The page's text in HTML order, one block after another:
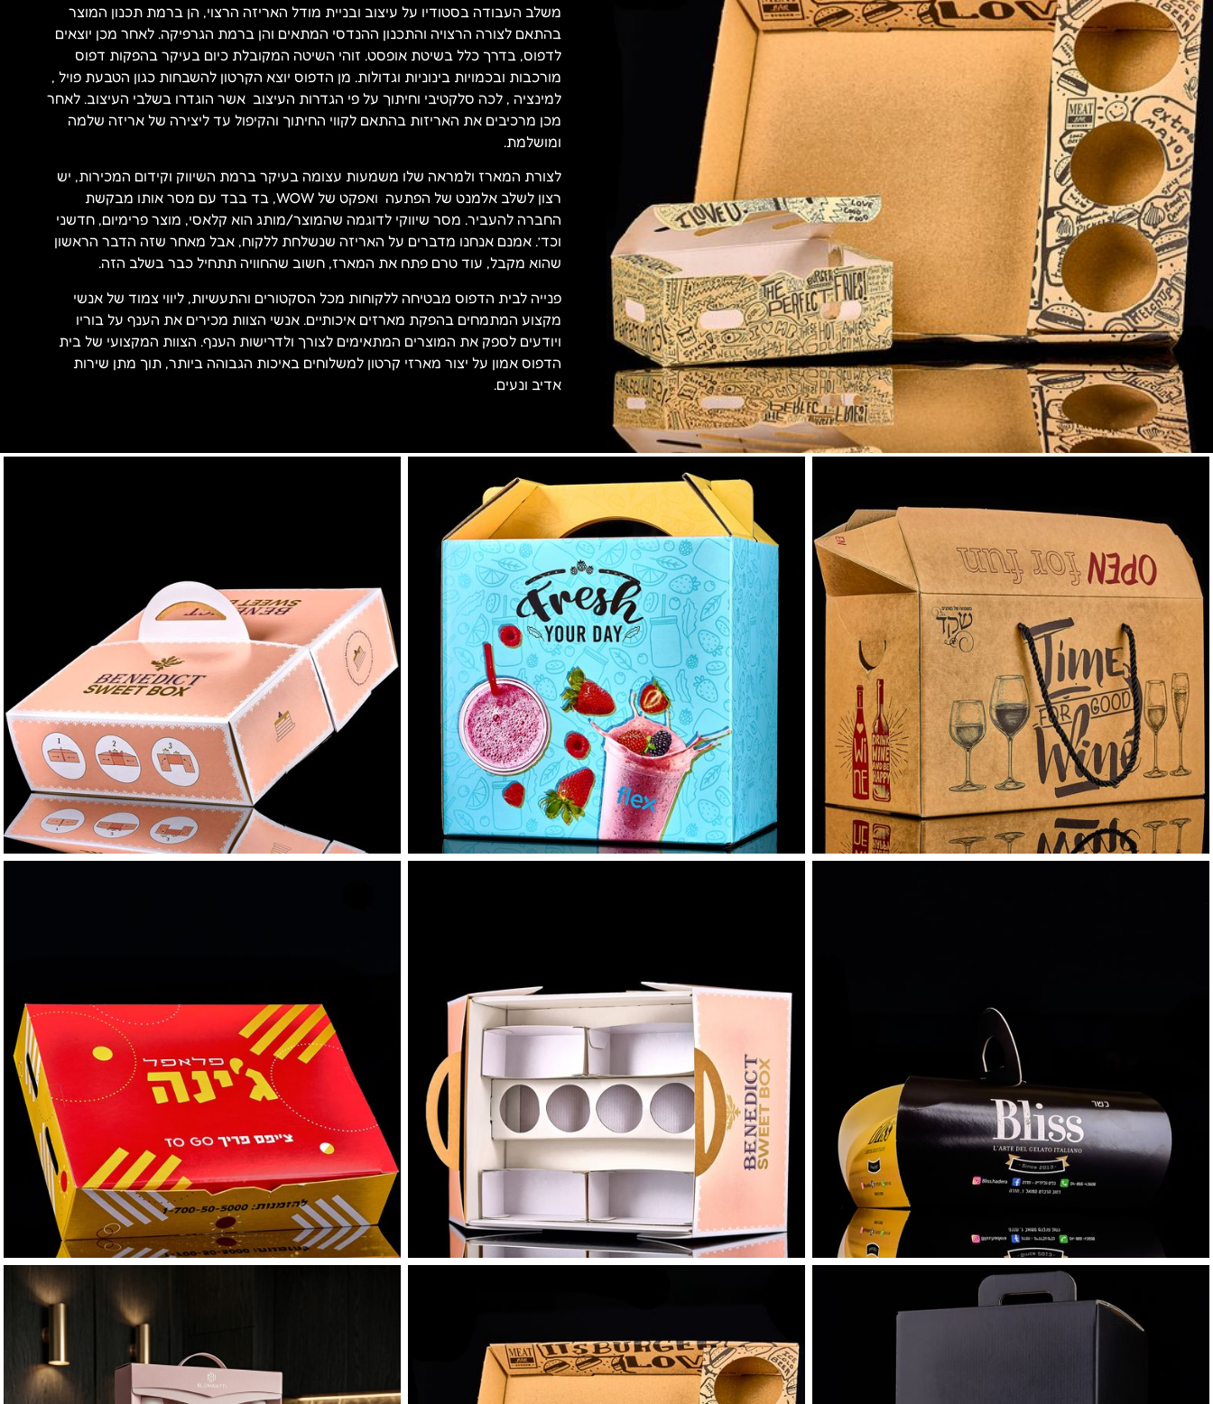
משלב העבודה בסטודיו על עיצוב ובניית מודל האריזה הרצוי, הן ברמת תכנון המוצר
בהתאם לצורה הרצויה והתכנון ההנדסי המתאים והן ברמת הגרפיקה. לאחר מכן יוצאים
לדפוס, בדרך כלל בשיטת אופסט. זוהי השיטה המקובלת כיום בעיקר בהפקות דפוס
מורכבות ובכמויות בינוניות וגדולות. מן הדפוס יוצא הקרטון להשבחות כגון הטבעת פויל ,
למינציה , לכה סלקטיבי וחיתוך על פי הגדרות העיצוב אשר הוגדרו בשלבי העיצוב. לאחר
מכן מרכיבים את האריזות בהתאם לקווי החיתוך והקיפול עד ליצירה של אריזה שלמה
ומושלמת.
לצורת המארז ולמראה שלו משמעות עצומה בעיקר ברמת השיווק וקידום המכירות, יש
רצון לשלב אלמנט של הפתעה ואפקט של WOW, בד בבד עם מסר אותו מבקשת
החברה להעביר. מסר שיווקי לדוגמה שהמוצר/מותג הוא קלאסי, מוצר פרימיום, חדשני
וכד’. אמנם אנחנו מדברים על האריזה שנשלחת ללקוח, אבל מאחר שזה הדבר הראשון
שהוא מקבל, עוד טרם פתח את המארז, חשוב שהחוויה תתחיל כבר בשלב הזה.
פנייה לבית הדפוס מבטיחה ללקוחות מכל הסקטורים והתעשיות, ליווי צמוד של אנשי
מקצוע המתמחים בהפקת מארזים איכותיים. אנשי הצוות מכירים את הענף על בוריו
ויודעים לספק את המוצרים המתאימים לצורך ולדרישות הענף. הצוות המקצועי של בית
הדפוס אמון על יצור מארזי קרטון למשלוחים באיכות הגבוהה ביותר, תוך מתן שירות
אדיב ונעים.